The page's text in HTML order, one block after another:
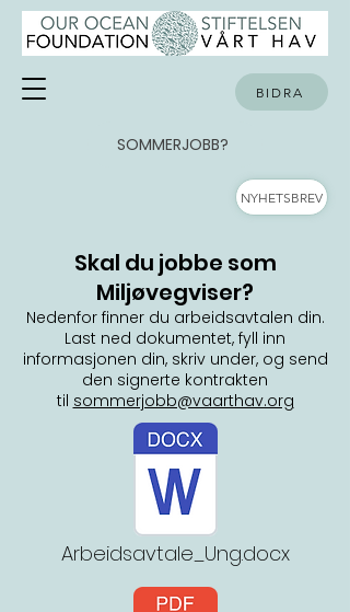
BIDRA
NYHETSBREV
SOMMERJOBB?
Skal du jobbe som
Miljøvegviser?
Nedenfor finner du arbeidsavtalen din.
Last ned dokumentet, fyll inn
informasjonen din, skriv under, og send
den signerte kontrakten
til sommerjobb@vaarthav.org
Arbeidsavtale_Ung.docx